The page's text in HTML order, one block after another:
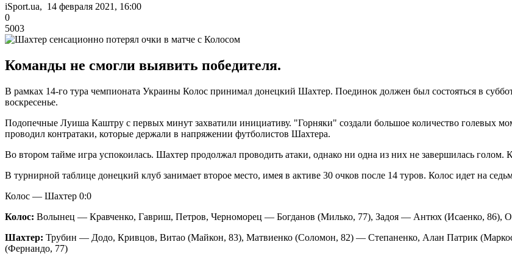
iSport.ua, 14 февраля 2021, 16:00
0
5003
Команды не смогли выявить победителя.
В рамках 14-го тура чемпионата Украины Колос принимал донецкий Шахтер. Поединок должен был состояться в
воскресенье.
Подопечные Луиша Каштру с первых минут захватили инициативу. "Горняки" создали большое количество голевых
проводил контратаки, которые держали в напряжении футболистов Шахтера.
Во втором тайме игра успокоилась. Шахтер продолжал проводить атаки, однако ни одна из них не завершилась голом.
В турнирной таблице донецкий клуб занимает второе место, имея в активе 30 очков после 14 туров. Колос идет на
Колос — Шахтер 0:0
Колос: Волынец — Кравченко, Гавриш, Петров, Черноморец — Богданов (Милько, 77), Задоя — Антюх (Исаенко, 86),
Шахтер: Трубин — Додо, Кривцов, Витао (Майкон, 83), Матвиенко (Соломон, 82) — Степаненко, Алан Патрик
(Фернандо, 77)